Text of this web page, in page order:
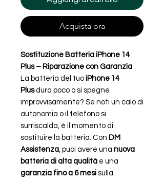
Acquista ora
Sostituzione Batteria iPhone 14
Plus – Riparazione con Garanzia
La batteria del tuo iPhone 14
Plus dura poco o si spegne
improvvisamente? Se noti un calo di
autonomia o il telefono si
surriscalda, è il momento di
sostituire la batteria. Con DM
Assistenza , puoi avere una nuova
batteria di alta qualità e una
garanzia fino a 6 mesi sulla